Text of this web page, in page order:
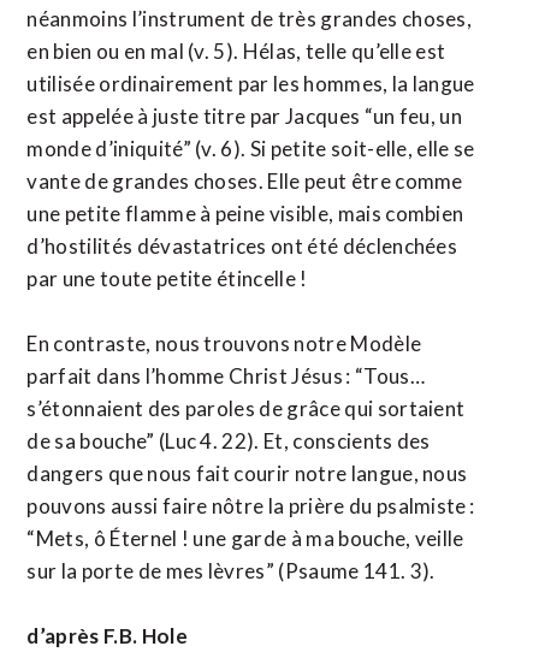
néanmoins l’instrument de très grandes choses,
en bien ou en mal (v. 5). Hélas, telle qu’elle est
utilisée ordinairement par les hommes, la langue
est appelée à juste titre par Jacques “un feu, un
monde d’iniquité” (v. 6). Si petite soit-elle, elle se
vante de grandes choses. Elle peut être comme
une petite flamme à peine visible, mais combien
d’hostilités dévastatrices ont été déclenchées
par une toute petite étincelle !
En contraste, nous trouvons notre Modèle
parfait dans l’homme Christ Jésus : “Tous…
s’étonnaient des paroles de grâce qui sortaient
de sa bouche” (Luc 4. 22). Et, conscients des
dangers que nous fait courir notre langue, nous
pouvons aussi faire nôtre la prière du psalmiste :
“Mets, ô Éternel ! une garde à ma bouche, veille
sur la porte de mes lèvres” (Psaume 141. 3).
d’après F.B. Hole